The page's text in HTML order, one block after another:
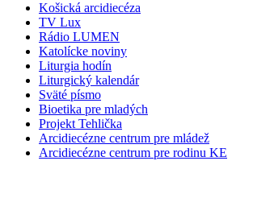
Košická arcidiecéza
TV Lux
Rádio LUMEN
Katolícke noviny
Liturgia hodín
Liturgický kalendár
Sväté písmo
Bioetika pre mladých
Projekt Tehlička
Arcidiecézne centrum pre mládež
Arcidiecézne centrum pre rodinu KE